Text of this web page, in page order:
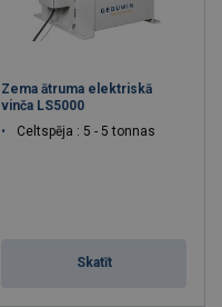
Zema ātruma elektriskā
vinča LS5000
Celtspēja : 5 - 5 tonnas
Skatīt